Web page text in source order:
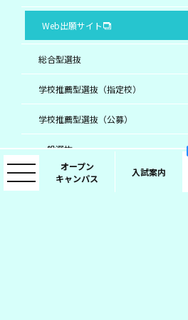
Web出願サイト
総合型選抜
学校推薦型選抜（指定校）
学校推薦型選抜（公募）
一般選抜
特別選抜 / 留学生選抜
オープン
キャンパス
入試案内